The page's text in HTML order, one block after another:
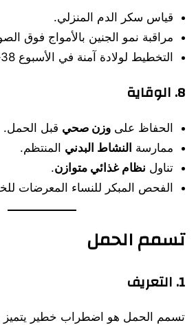
قياس سكر الدم المنزلي.
مراقبة نمو الجنين بالأمواج فوق
التخطيط لولادة آمنة في الأسبوع 38–40 بحسب الحالة.
8. الوقاية
الحفاظ على وزن صحي قبل الحمل.
ممارسة النشاط البدني المنتظم.
تناول نظام غذائي متوازن.
الفحص المبكر للنساء المعرضات
تسمم الحمل
1. التعريف
تسمم الحمل هو اضطراب خطير يتميز